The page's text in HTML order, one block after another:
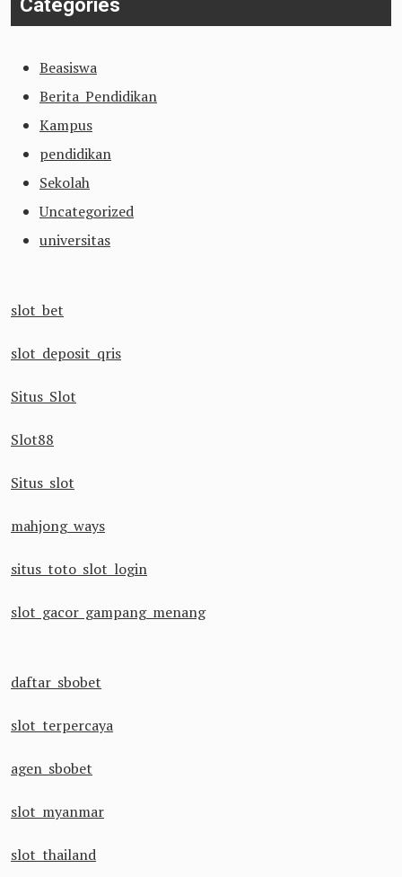
Categories
Beasiswa
Berita Pendidikan
Kampus
pendidikan
Sekolah
Uncategorized
universitas
slot bet
slot deposit qris
Situs Slot
Slot88
Situs slot
mahjong ways
situs toto slot login
slot gacor gampang menang
daftar sbobet
slot terpercaya
agen sbobet
slot myanmar
slot thailand